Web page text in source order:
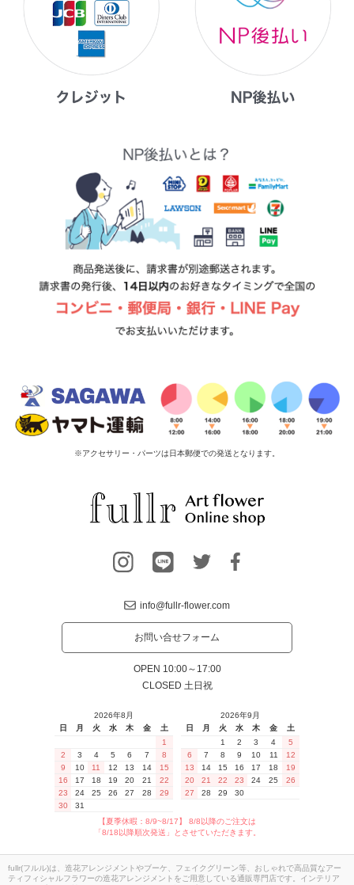
※アクセサリー・パーツは日本郵便での発送となります。
info@fullr-flower.com
お問い合せフォーム
OPEN 10:00～17:00
CLOSED 土日祝
2026年8月
日
月 火 水 木 金
土
1
2
3 4 5 6 7
8
9
10 11 12 13 14
15
16
17 18 19 20 21
22
23
24 25 26 27 28
29
30
31
2026年9月
日
月 火 水 木 金
土
1
2 3 4
5
6
7 8 9 10 11
12
13
14 15 16 17 18
19
20
21 22 23 24 25
26
27
28 29 30
【夏季休暇：8/9~8/17】 8/8以降のご注文は
「8/18以降順次発送」とさせていただきます。
fullr(フルル)は、造花アレンジメントやブーケ、フェイクグリーン等、おしゃれで高品質なアー
ティフィシャルフラワーの造花アレンジメントをご用意している通販専門店です。インテリア